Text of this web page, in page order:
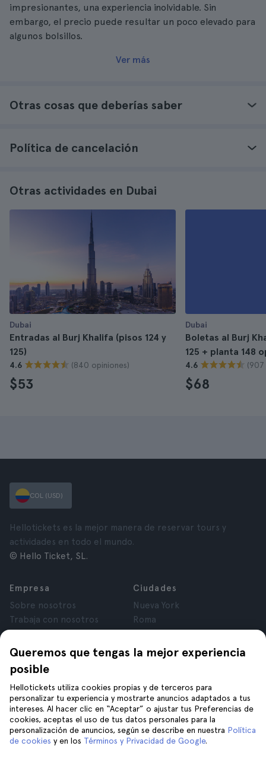
impresionantes, una experiencia inolvidable. Sin
embargo, el precio puede resultar un poco elevado para
algunos bolsillos.
Ver más
Otras cosas que deberías saber
Política de cancelación
Otras actividades en Dubai
Dubai
Entradas al Burj Khalifa (pisos 124 y
125)
4.6 (840 opiniones)
$53
Dubai
Boletas al Burj
125 + planta 148
4.6 (907
$68
Queremos que tengas la mejor experiencia
posible
Hellotickets utiliza cookies propias y de terceros para
personalizar tu experiencia y mostrarte anuncios adaptados a tus
intereses. Al hacer clic en “Aceptar” o ajustar tus Preferencias de
cookies, aceptas el uso de tus datos personales para la
personalización de anuncios, según se describe en nuestra Política
de cookies y en los Términos y Privacidad de Google.
COL (USD)
Hellotickets es la mejor manera de reservar tours y
actividades en todo el mundo.
© Hello Ticket, SL.
Empresa
Sobre nosotros
Trabaja con nosotros
Opiniones
Privacidad
Términos y Condiciones
Aviso Legal
Cookies
Ciudades
Nueva York
Roma
Londres
Granada
Tenerife
Ayuda
Síguenos en